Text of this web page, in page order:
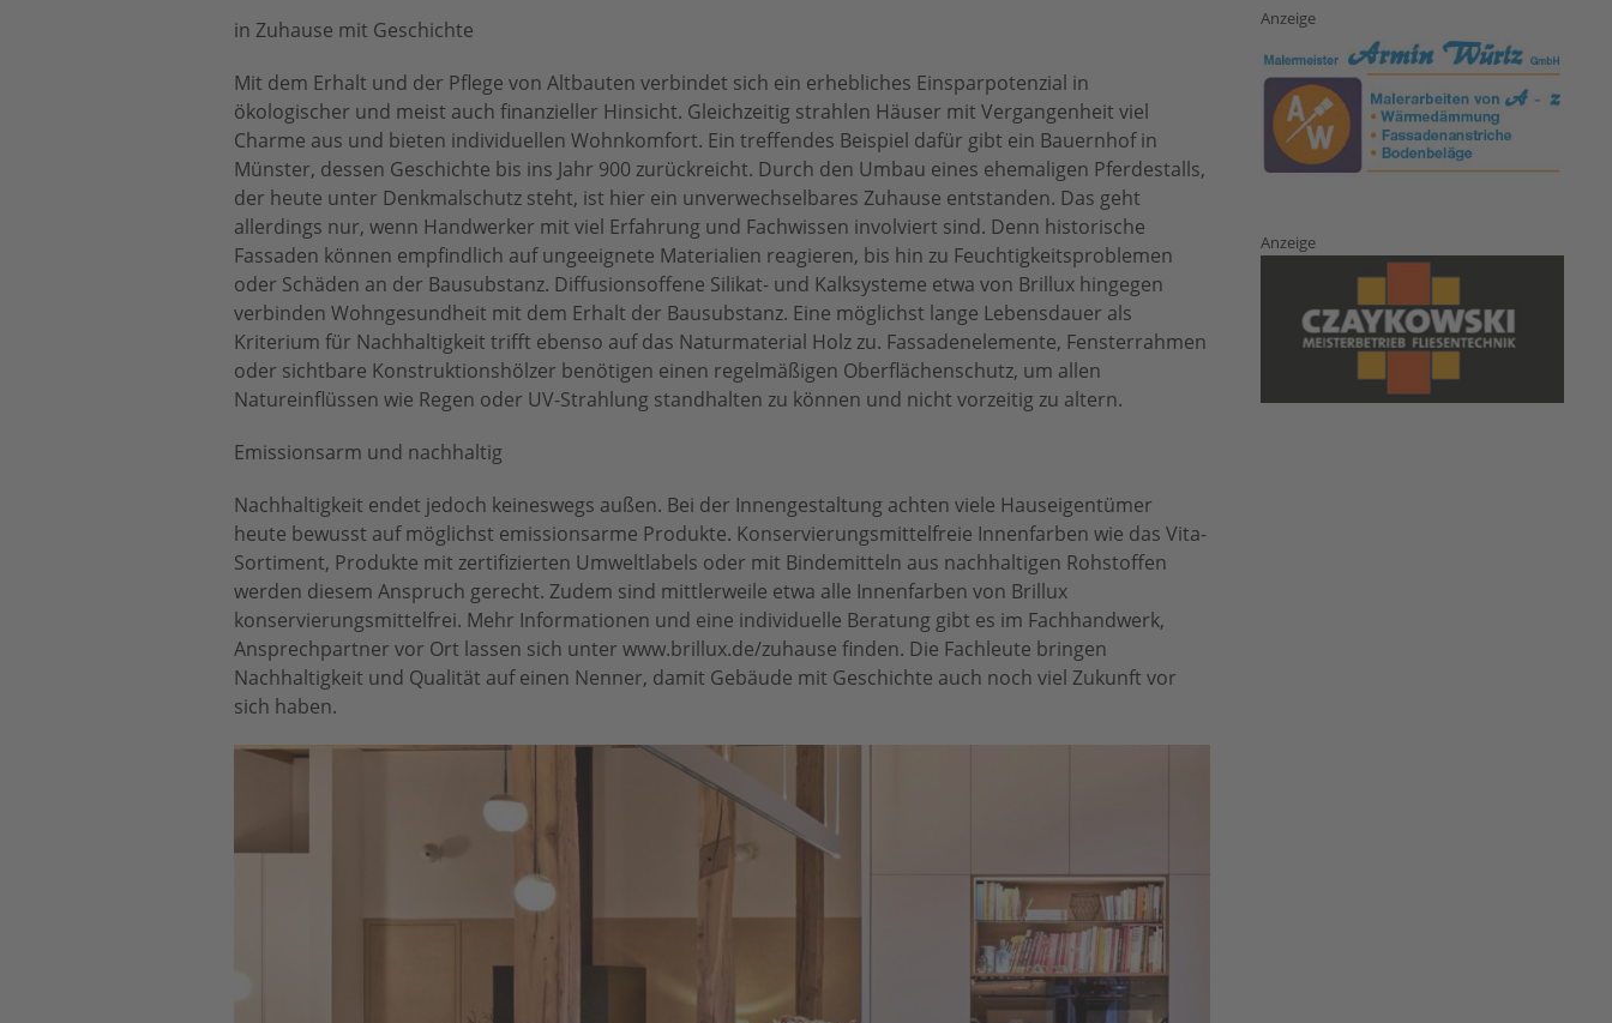
in Zuhause mit Geschichte
Mit dem Erhalt und der Pflege von Altbauten verbindet sich ein erhebliches Einsparpotenzial in
ökologischer und meist auch finanzieller Hinsicht. Gleichzeitig strahlen Häuser mit Vergangenheit viel
Charme aus und bieten individuellen Wohnkomfort. Ein treffendes Beispiel dafür gibt ein Bauernhof in
Münster, dessen Geschichte bis ins Jahr 900 zurückreicht. Durch den Umbau eines ehemaligen Pferdestalls,
der heute unter Denkmalschutz steht, ist hier ein unverwechselbares Zuhause entstanden. Das geht
allerdings nur, wenn Handwerker mit viel Erfahrung und Fachwissen involviert sind. Denn historische
Fassaden können empfindlich auf ungeeignete Materialien reagieren, bis hin zu Feuchtigkeitsproblemen
oder Schäden an der Bausubstanz. Diffusionsoffene Silikat- und Kalksysteme etwa von Brillux hingegen
verbinden Wohngesundheit mit dem Erhalt der Bausubstanz. Eine möglichst lange Lebensdauer als
Kriterium für Nachhaltigkeit trifft ebenso auf das Naturmaterial Holz zu. Fassadenelemente, Fensterrahmen
oder sichtbare Konstruktionshölzer benötigen einen regelmäßigen Oberflächenschutz, um allen
Natureinflüssen wie Regen oder UV-Strahlung standhalten zu können und nicht vorzeitig zu altern.
Emissionsarm und nachhaltig
Nachhaltigkeit endet jedoch keineswegs außen. Bei der Innengestaltung achten viele Hauseigentümer
heute bewusst auf möglichst emissionsarme Produkte. Konservierungsmittelfreie Innenfarben wie das Vita-
Sortiment, Produkte mit zertifizierten Umweltlabels oder mit Bindemitteln aus nachhaltigen Rohstoffen
werden diesem Anspruch gerecht. Zudem sind mittlerweile etwa alle Innenfarben von Brillux
konservierungsmittelfrei. Mehr Informationen und eine individuelle Beratung gibt es im Fachhandwerk,
Ansprechpartner vor Ort lassen sich unter www.brillux.de/zuhause finden. Die Fachleute bringen
Nachhaltigkeit und Qualität auf einen Nenner, damit Gebäude mit Geschichte auch noch viel Zukunft vor
sich haben.
Anzeige
Anzeige